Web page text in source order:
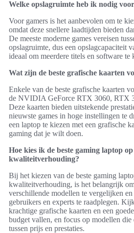
Welke opslagruimte heb ik nodig voor
Voor gamers is het aanbevolen om te
omdat deze snellere laadtijden bieden
De meeste moderne games vereisen
opslagruimte, dus een opslagcapaciteit
ideaal om meerdere titels en software te
Wat zijn de beste grafische kaarten
Enkele van de beste grafische kaarten
de NVIDIA GeForce RTX 3060, RTX
Deze kaarten bieden uitstekende
nieuwste games in hoge instellingen te
een laptop te kiezen met een grafische
gaming dat je wilt doen.
Hoe kies ik de beste gaming laptop
kwaliteitverhouding?
Bij het kiezen van de beste gaming
kwaliteitverhouding, is het belangrijk
verschillende modellen te vergelijken
gebruikers en experts te raadplegen.
krachtige grafische kaarten en een
budget vallen, en focus op modellen die
tussen prijs en prestaties.